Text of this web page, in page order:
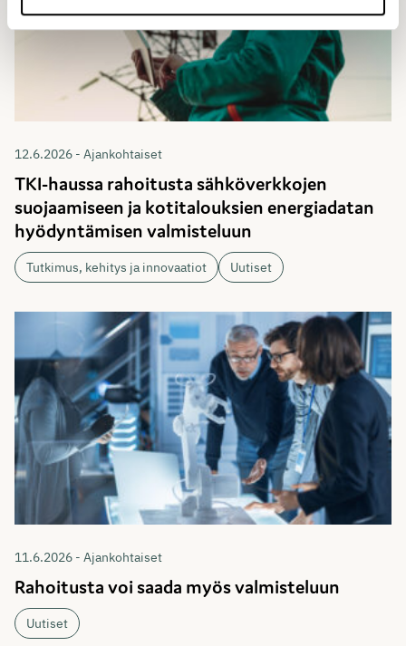
12.6.2026 - Ajankohtaiset
TKI-haussa rahoitusta sähköverkkojen
suojaamiseen ja kotitalouksien energiadatan
hyödyntämisen valmisteluun
Tutkimus, kehitys ja innovaatiot Uutiset
11.6.2026 - Ajankohtaiset
Rahoitusta voi saada myös valmisteluun
Uutiset